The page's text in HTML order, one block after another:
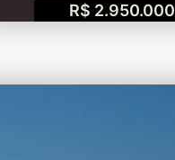
R$ 2.950.000